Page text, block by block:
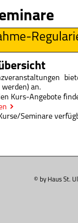
an.
Kurs-Angebote
Seminare
© by Haus St.